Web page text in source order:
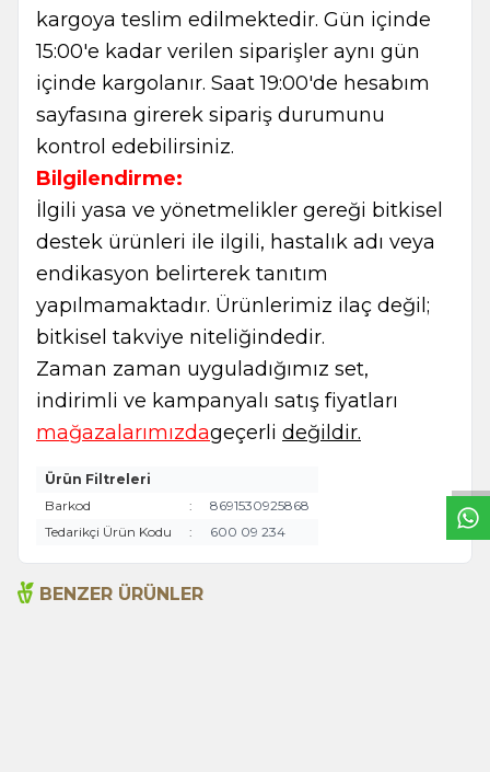
kargoya teslim edilmektedir. Gün içinde
15:00'e kadar verilen siparişler aynı gün
içinde kargolanır. Saat 19:00'de hesabım
sayfasına girerek sipariş durumunu
kontrol edebilirsiniz.
Bilgilendirme:
İlgili yasa ve yönetmelikler gereği bitkisel
destek ürünleri ile ilgili, hastalık adı veya
endikasyon belirterek tanıtım
yapılmamaktadır. Ürünlerimiz ilaç değil;
bitkisel takviye niteliğindedir.
Zaman zaman uyguladığımız set,
indirimli ve kampanyalı satış fiyatları
mağazalarımızdageçerli değildir.
Ürün Filtreleri
Barkod
:
8691530925868
Tedarikçi Ürün Kodu
: 600 09 234
BENZER ÜRÜNLER